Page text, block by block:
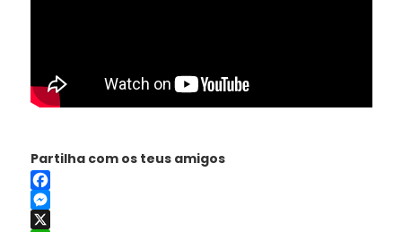
Partilha com os teus amigos
Facebook
Messenger